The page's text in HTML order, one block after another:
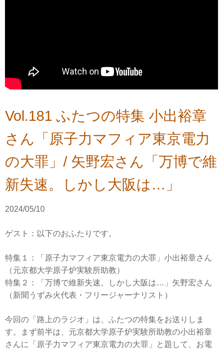
Vol.181 ふたつの特集 小出裕章
さん「原子力マフィア東京電力
の大罪」/ 矢野宏さん「万博で維
新失速。しかし大阪は…」
2024/05/10
ゲスト：以下のおふたりです。
特集１：「原子力マフィア東京電力の大罪」小出裕章さん
（元京都大学原子炉実験所助教）
特集２：「万博で維新失速。しかし大阪は…」矢野宏さん
（新聞うずみ火代表・フリージャーナリスト）
今回の「路上のラジオ」は、ふたつの特集をお送りしま
す。まず前半は、元京都大学原子炉実験所助教の小出裕章
さんに「原子力マフィア東京電力の大罪」と題して、お電